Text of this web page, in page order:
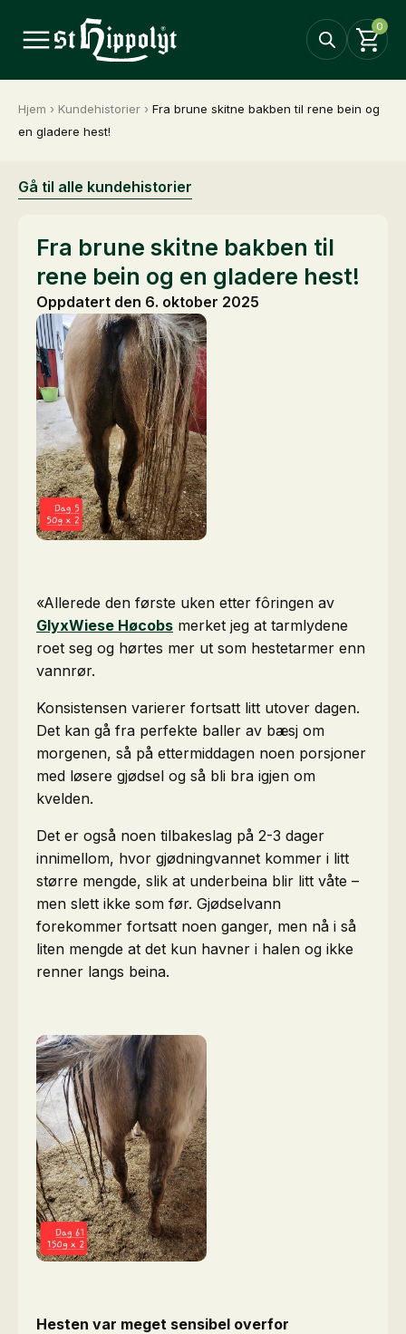
0
Hjem › Kundehistorier › Fra brune skitne bakben til rene bein og
en gladere hest!
Gå til alle kundehistorier
Fra brune skitne bakben til
rene bein og en gladere hest!
Oppdatert den 6. oktober 2025
«Allerede den første uken etter fôringen av
GlyxWiese Høcobs merket jeg at tarmlydene
roet seg og hørtes mer ut som hestetarmer enn
vannrør.
Konsistensen varierer fortsatt litt utover dagen.
Det kan gå fra perfekte baller av bæsj om
morgenen, så på ettermiddagen noen porsjoner
med løsere gjødsel og så bli bra igjen om
kvelden.
Det er også noen tilbakeslag på 2-3 dager
innimellom, hvor gjødningvannet kommer i litt
større mengde, slik at underbeina blir litt våte –
men slett ikke som før. Gjødselvann
forekommer fortsatt noen ganger, men nå i så
liten mengde at det kun havner i halen og ikke
renner langs beina.
Hesten var meget sensibel overfor